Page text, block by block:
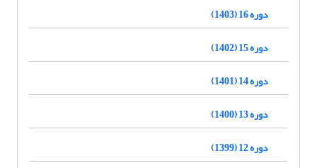
دوره 16 (1403)
دوره 15 (1402)
دوره 14 (1401)
دوره 13 (1400)
دوره 12 (1399)